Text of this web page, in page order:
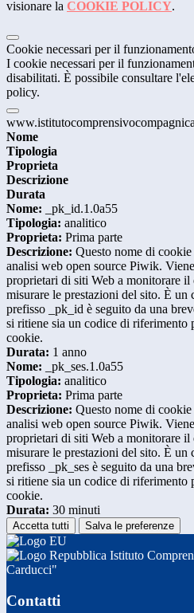
visionare la COOKIE POLICY.
Cookie necessari per il
I cookie necessari per il
disabilitati. È possibile consultare
policy.
Nome
Tipologia
Proprieta
Descrizione
Durata
Nome: _pk_id.1.0a55
Tipologia: analitico
Proprieta: Prima parte
Descrizione: Questo nome di
analisi web open source Piwik.
proprietari di siti Web a monitorare
misurare le prestazioni del sito. È
prefisso _pk_id è seguito da una
si ritiene sia un codice di riferimento
cookie.
Durata: 1 anno
Nome: _pk_ses.1.0a55
Tipologia: analitico
Proprieta: Prima parte
Descrizione: Questo nome di
analisi web open source Piwik.
proprietari di siti Web a monitorare
misurare le prestazioni del sito. È
prefisso _pk_ses è seguito da una
si ritiene sia un codice di riferimento
cookie.
Durata: 30 minuti
Accetta tutti Salva le preferenze
Istituto
Carducci"
Contatti